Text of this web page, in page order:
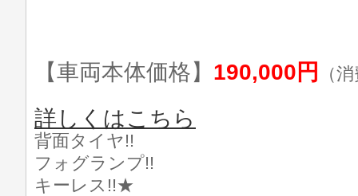
【車両本体価格】 190,000円 （
詳しくはこちら
背面タイヤ!!
フォグランプ!!
キーレス!!★